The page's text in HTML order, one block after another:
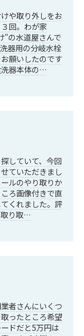
や取り外しをお
回。わが家
″の水道屋さんで
器用の分岐水栓
願いしたのです
器本体の…
していて、今回
ていただきまし
ルのやり取りか
ろ画像付きで直
くれました。評
り取…
者さんにいくつ
ったところ希望
ドだと5万円は